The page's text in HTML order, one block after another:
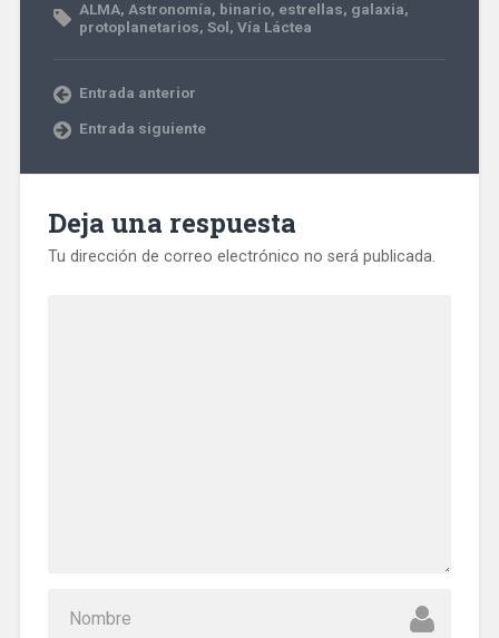
ALMA, Astronomía, binario, estrellas, galaxia,
protoplanetarios, Sol, Vía Láctea
Entrada anterior
Entrada siguiente
Deja una respuesta
Tu dirección de correo electrónico no será publicada.